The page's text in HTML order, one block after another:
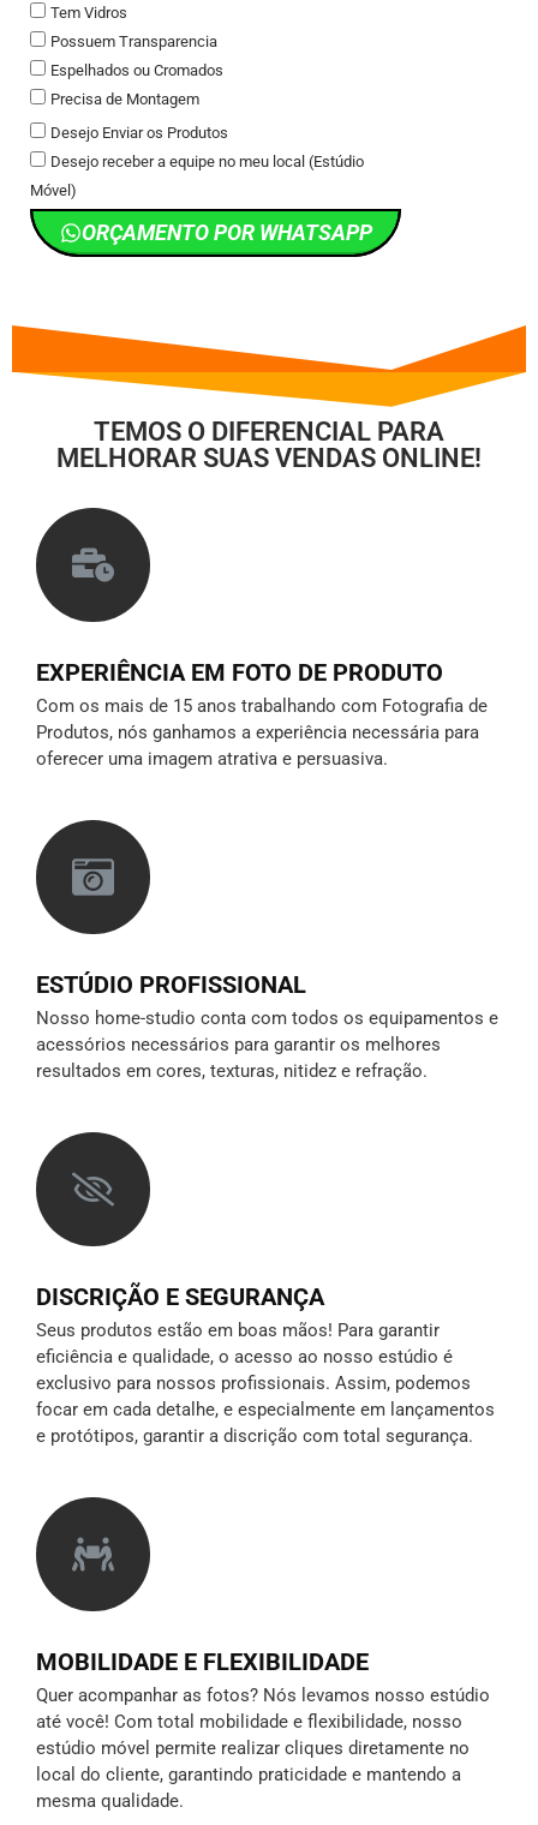
Tem Vidros
Possuem Transparencia
Espelhados ou Cromados
Precisa de Montagem
Desejo Enviar os Produtos
Desejo receber a equipe no meu local (Estúdio
Móvel)
ORÇAMENTO POR WHATSAPP
TEMOS O DIFERENCIAL PARA
MELHORAR SUAS VENDAS ONLINE!
EXPERIÊNCIA EM FOTO DE PRODUTO
Com os mais de 15 anos trabalhando com Fotografia de
Produtos, nós ganhamos a experiência necessária para
oferecer uma imagem atrativa e persuasiva.
ESTÚDIO PROFISSIONAL
Nosso home-studio conta com todos os equipamentos e
acessórios necessários para garantir os melhores
resultados em cores, texturas, nitidez e refração.
DISCRIÇÃO E SEGURANÇA
Seus produtos estão em boas mãos! Para garantir
eficiência e qualidade, o acesso ao nosso estúdio é
exclusivo para nossos profissionais. Assim, podemos
focar em cada detalhe, e especialmente em lançamentos
e protótipos, garantir a discrição com total segurança.
MOBILIDADE E FLEXIBILIDADE
Quer acompanhar as fotos? Nós levamos nosso estúdio
até você! Com total mobilidade e flexibilidade, nosso
estúdio móvel permite realizar cliques diretamente no
local do cliente, garantindo praticidade e mantendo a
mesma qualidade.